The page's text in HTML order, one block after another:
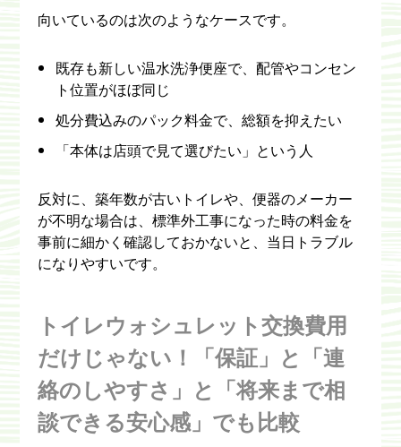
向いているのは次のようなケースです。
既存も新しい温水洗浄便座で、配管やコンセン
ト位置がほぼ同じ
処分費込みのパック料金で、総額を抑えたい
「本体は店頭で見て選びたい」という人
反対に、築年数が古いトイレや、便器のメーカー
が不明な場合は、標準外工事になった時の料金を
事前に細かく確認しておかないと、当日トラブル
になりやすいです。
トイレウォシュレット交換費用
だけじゃない！「保証」と「連
絡のしやすさ」と「将来まで相
談できる安心感」でも比較